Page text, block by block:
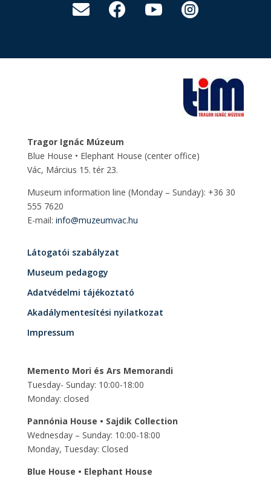
   
Tragor Ignác Múzeum
Blue House • Elephant House (center office)
Vác, Március 15. tér 23.
Museum information line (Monday – Sunday): +36 30
555 7620
E-mail: info@muzeumvac.hu
Látogatói szabályzat
Museum pedagogy
Adatvédelmi tájékoztató
Akadálymentesítési nyilatkozat
Impressum
Memento Mori és Ars Memorandi
Tuesday- Sunday: 10:00-18:00
Monday: closed
Pannónia House • Sajdik Collection
Wednesday – Sunday: 10:00-18:00
Monday, Tuesday: Closed
Blue House • Elephant House